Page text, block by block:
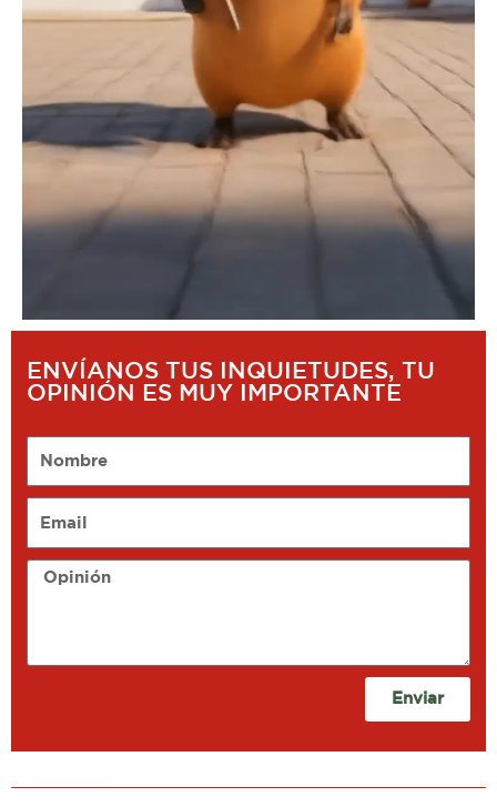
ENVÍANOS TUS INQUIETUDES, TU
OPINIÓN ES MUY IMPORTANTE
Opinión
Enviar